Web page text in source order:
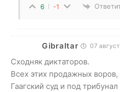
6 -1
Gibraltar 07
Сходняк диктаторов.
Всех этих продажных
Гаагский суд и под